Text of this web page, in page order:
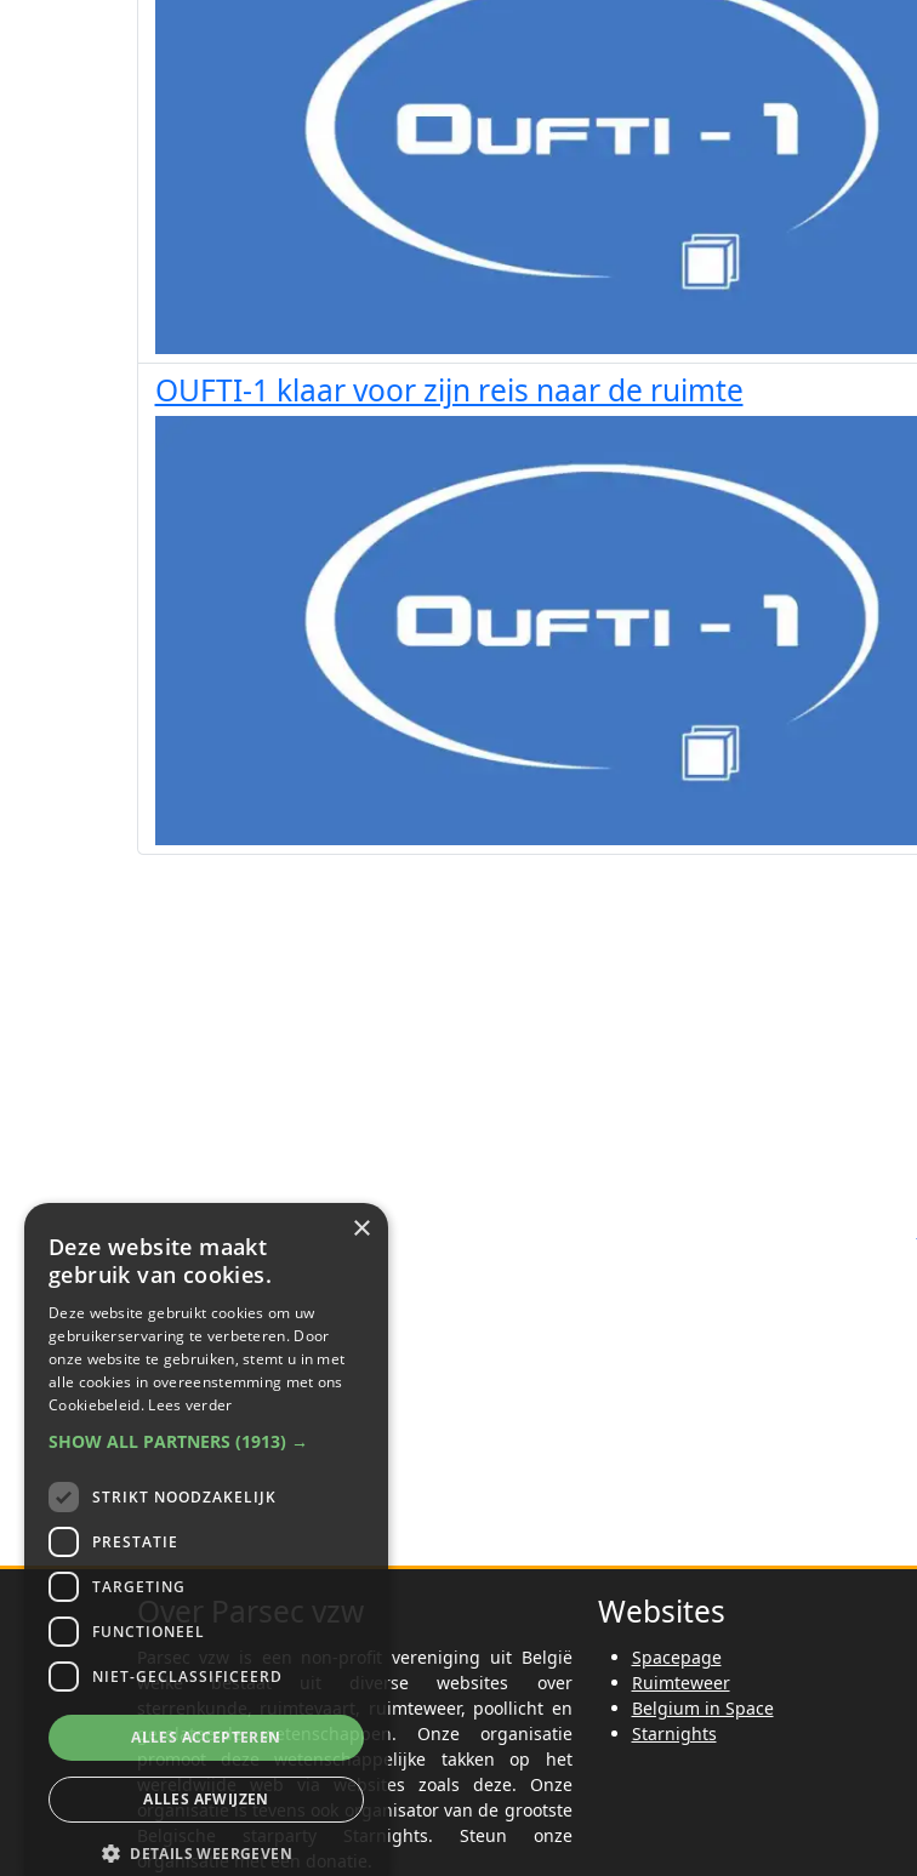
OUFTI-1 klaar voor zijn reis naar de ruimte
Parsec vzw is een non-profit vereniging uit België
welke bestaat uit diverse websites over
sterrenkunde, ruimtevaart, ruimteweer, poollicht en
gerelateerde wetenschappen. Onze organisatie
promoot deze wetenschappelijke takken op het
wereldwijde web via websites zoals deze. Onze
organisatie is tevens ook organisator van de grootste
Belgische starparty Starnights. Steun onze
organisatie met een donatie.
Websites
Spacepage
Ruimteweer
Belgium in Space
Starnights
×
Deze website maakt
gebruik van cookies.
Deze website gebruikt cookies om uw
gebruikerservaring te verbeteren. Door
onze website te gebruiken, stemt u in met
alle cookies in overeenstemming met ons
Cookiebeleid. Lees verder
SHOW ALL PARTNERS (1913) →
STRIKT NOODZAKELIJK
PRESTATIE
TARGETING
FUNCTIONEEL
NIET-GECLASSIFICEERD
ALLES ACCEPTEREN
ALLES AFWIJZEN
DETAILS WEERGEVEN